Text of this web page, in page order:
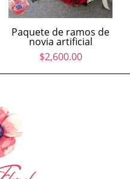
Paquete de ramos de
novia artificial
$2,600.00